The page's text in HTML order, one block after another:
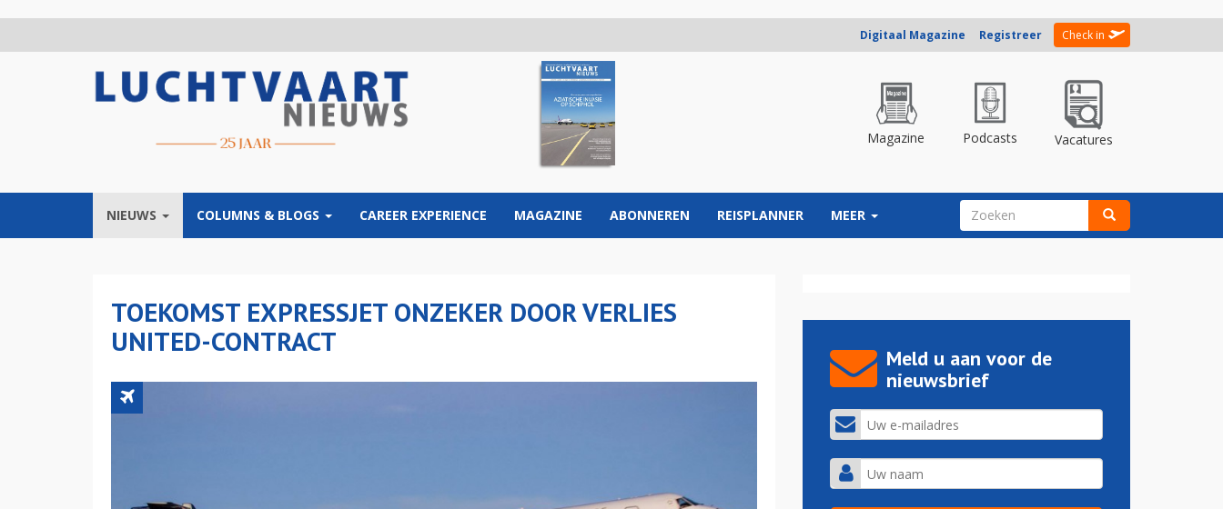
Digitaal Magazine Registreer Check in
Magazine Podcasts Vacatures
NIEUWS COLUMNS & BLOGS CAREER EXPERIENCE MAGAZINE ABONNEREN REISPLANNER MEER ZOEKVELD
TOEKOMST EXPRESSJET ONZEKER DOOR VERLIES
UNITED-CONTRACT
Meld u aan voor de
nieuwsbrief